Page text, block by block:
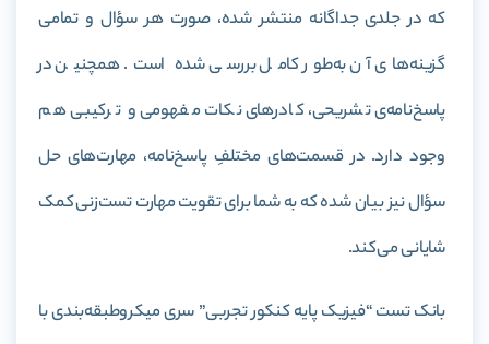
که در جلدی جداگانه منتشر شده، صورت هر سؤال و تمامی
گزینه‌های آن به‌طور کامل بررسی شده‌ است. همچنین در
پاسخ‌نامه‌ی تشریحی، کادرهای نکات مفهومی و ترکیبی هم
وجود دارد. در قسمت‌های مختلفِ پاسخ‌نامه، مهارت‌های حل
سؤال نیز بیان شده که به شما برای تقویت مهارت تست‌زنی کمک
شایانی می‌کند.
بانک تست “فیزیک پایه کنکور تجربی” سری میکروطبقه‌بندی با